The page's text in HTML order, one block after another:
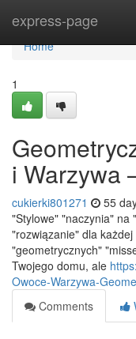
express-page
Home
Home
1
i Warzywa
cukierki801271 55
"Stylowe" "naczynia" na
"rozwiązanie" dla
"geometrycznych"
Twojego domu, ale
Owoce-Warzywa-
Comments